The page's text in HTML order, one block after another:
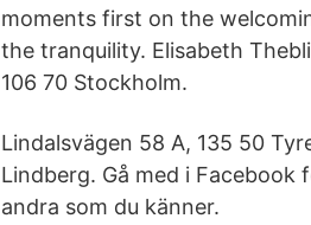
moments first on the
the tranquility. Elisabeth
106 70 Stockholm.
Lindalsvägen 58 A, 135 50
Lindberg. Gå med i
andra som du känner.